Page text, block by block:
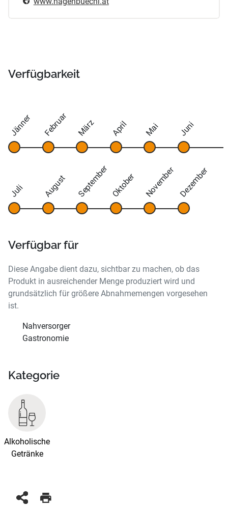
Verfügbarkeit
Jänner Februar März April Mai Juni
Juli August September Oktober November Dezember
Verfügbar für
Diese Angabe dient dazu, sichtbar zu machen, ob das
Produkt in ausreichender Menge produziert wird und
grundsätzlich für größere Abnahmemengen vorgesehen
ist.
Nahversorger
Gastronomie
Kategorie
Alkoholische
Getränke